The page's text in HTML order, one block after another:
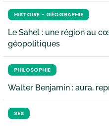
HISTOIRE - GÉOGRAPHIE
Le Sahel : une région au
géopolitiques
PHILOSOPHIE
Walter Benjamin : aura,
SES